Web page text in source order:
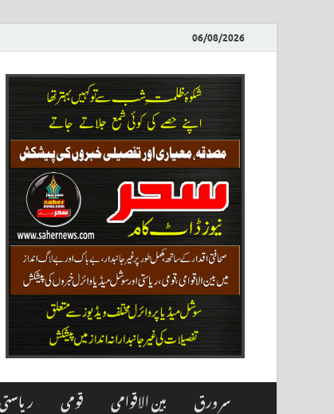
06/08/2026
سر ورق بین الاقوامی قومی